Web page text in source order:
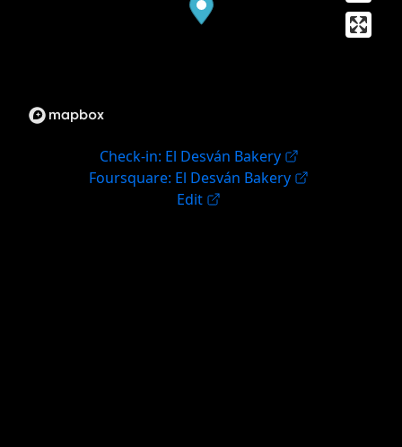
Check-in: El Desván Bakery
Foursquare: El Desván Bakery
Edit